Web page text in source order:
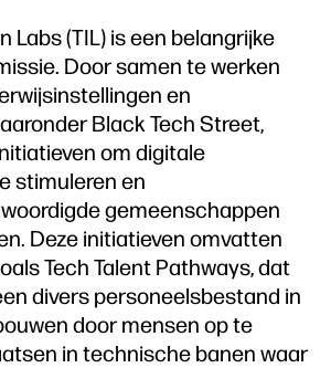
Labs (TIL) is een belangrijke
Door samen te werken
en
Black Tech Street,
om digitale
stimuleren en
gemeenschappen
Deze initiatieven omvatten
Tech Talent Pathways, dat
divers personeelsbestand in
door mensen op te
in technische banen waar